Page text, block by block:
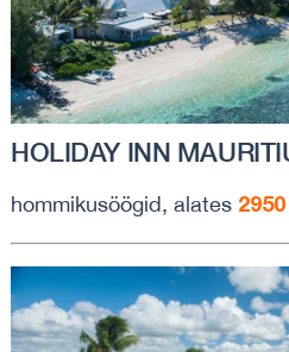
HOLIDAY INN
hommikusöögid, alates